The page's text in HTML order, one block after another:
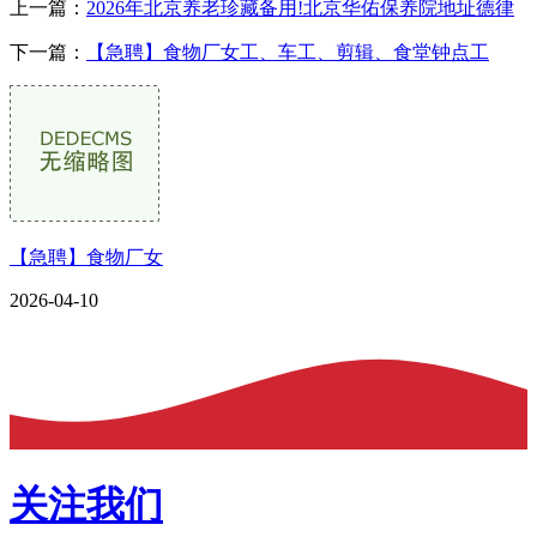
上一篇： 2026年北京养老珍藏备用!北京华佑保养院地址德律
下一篇： 【急聘】食物厂女工、车工、剪辑、食堂钟点工
【急聘】食物厂女
2026-04-10
关注我们